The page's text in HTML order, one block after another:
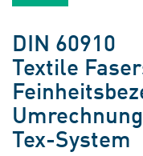
DIN 60910
Textile
Tex-System